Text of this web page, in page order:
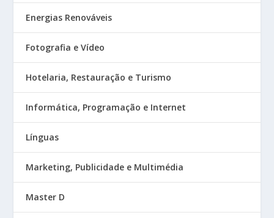
Energias Renováveis
Fotografia e Vídeo
Hotelaria, Restauração e Turismo
Informática, Programação e Internet
Línguas
Marketing, Publicidade e Multimédia
Master D